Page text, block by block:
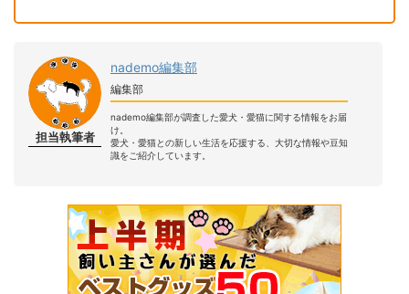
担当執筆者
nademo編集部
編集部
nademo編集部が調査した愛犬・愛猫に関する情報をお届
け。
愛犬・愛猫との新しい生活を応援する、大切な情報や豆知
識をご紹介しています。